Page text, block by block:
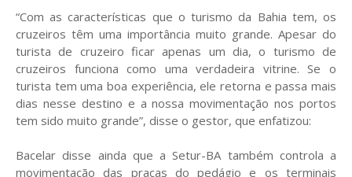
“Com as características que o turismo da Bahia tem, os
cruzeiros têm uma importância muito grande. Apesar do
turista de cruzeiro ficar apenas um dia, o turismo de
cruzeiros funciona como uma verdadeira vitrine. Se o
turista tem uma boa experiência, ele retorna e passa mais
dias nesse destino e a nossa movimentação nos portos
tem sido muito grande”, disse o gestor, que enfatizou:
Bacelar disse ainda que a Setur-BA também controla a
movimentação das praças do pedágio e os terminais